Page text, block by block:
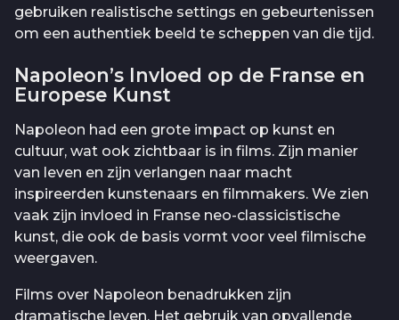
gebruiken realistische settings en gebeurtenissen
om een authentiek beeld te scheppen van die tijd.
Napoleon’s Invloed op de Franse en
Europese Kunst
Napoleon had een grote impact op kunst en
cultuur, wat ook zichtbaar is in films. Zijn manier
van leven en zijn verlangen naar macht
inspireerden kunstenaars en filmmakers. We zien
vaak zijn invloed in Franse neo-classicistische
kunst, die ook de basis vormt voor veel filmische
weergaven.
Films over Napoleon benadrukken zijn
dramatische leven. Het gebruik van opvallende